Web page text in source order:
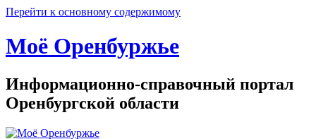
Перейти к основному содержимому
Моё Оренбуржье
Информационно-справочный портал
Оренбургской области